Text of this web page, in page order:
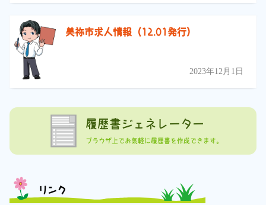
美祢市求人情報（12.01発行）
2023年12月1日
履歴書ジェネレーター
ブラウザ上でお気軽に履歴書を作成できます。
リンク